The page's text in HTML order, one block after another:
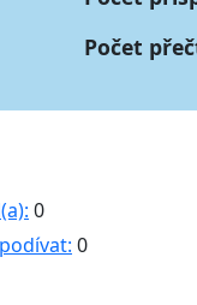
Počet
0
0